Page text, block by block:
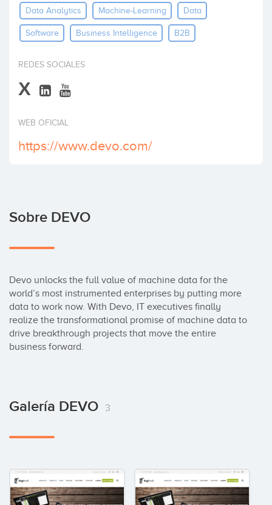
Invertir
Data Analytics Machine-Learning Data
Software Business Intelligence B2B
REDES SOCIALES
X
WEB OFICIAL
https://www.devo.com/
Sobre DEVO
Devo unlocks the full value of machine data for the
world’s most instrumented enterprises by putting more
data to work now. With Devo, IT executives finally
realize the transformational promise of machine data to
drive breakthrough projects that move the entire
business forward.
Galería DEVO 3